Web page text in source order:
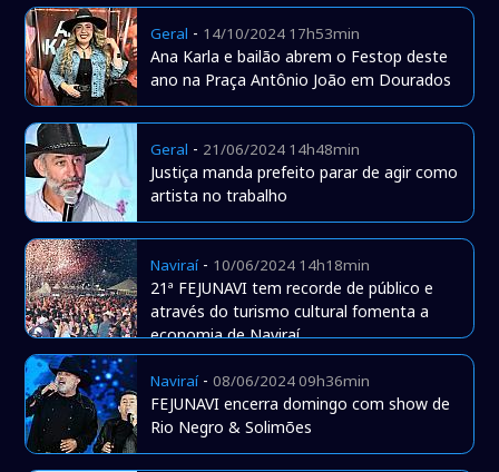
Geral - 14/10/2024 17h53min
Ana Karla e bailão abrem o Festop deste
ano na Praça Antônio João em Dourados
Geral - 21/06/2024 14h48min
Justiça manda prefeito parar de agir como
artista no trabalho
Naviraí- 10/06/2024 14h18min
21ª FEJUNAVI tem recorde de público e
através do turismo cultural fomenta a
economia de Naviraí
Naviraí-08/06/2024 09h36min
FEJUNAVI encerra domingo com show de
Rio Negro & Solimões